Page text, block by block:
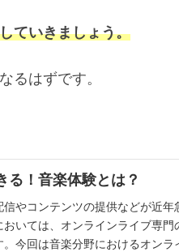
ていきましょう。
るはずです。
る！音楽体験とは？
やコンテンツの提供などが近年
いては、オンラインライブ専門
今回は音楽分野におけるオンラ